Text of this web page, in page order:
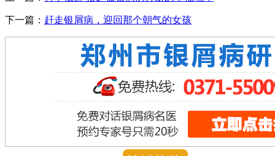
下一篇： 赶走银屑病，迎回那个朝气的女孩